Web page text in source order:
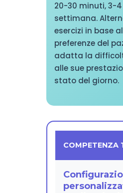
20-30 minuti, 3-
settimana.
esercizi in base
preferenze del
adatta la
alle sue
stato del giorno.
COMPETENZA